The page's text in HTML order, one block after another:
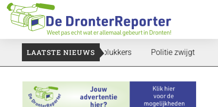
LAATSTE NIEUWS
Voedselbank zoekt plukkers Politie zwijgt nog over